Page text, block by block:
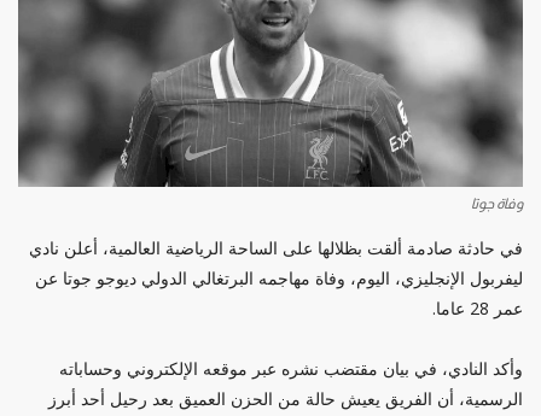
وفاة جوتا
في حادثة صادمة ألقت بظلالها على الساحة الرياضية العالمية، أعلن نادي
ليفربول الإنجليزي، اليوم، وفاة مهاجمه البرتغالي الدولي ديوجو جوتا عن
عمر 28 عاما.
وأكد النادي، في بيان مقتضب نشره عبر موقعه الإلكتروني وحساباته
الرسمية، أن الفريق يعيش حالة من الحزن العميق بعد رحيل أحد أبرز